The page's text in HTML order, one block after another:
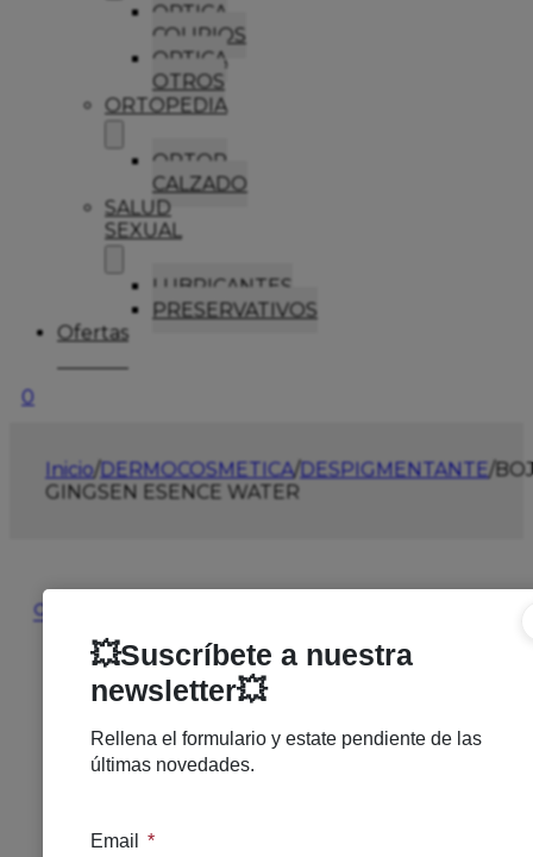
OPTICA
COLIRIOS
OPTICA
OTROS
ORTOPEDIA
ORTOP
CALZADO
SALUD
SEXUAL
LUBRICANTES
PRESERVATIVOS
Ofertas
0
Inicio/DERMOCOSMETICA/DESPIGMENTANTE/
GINGSEN ESENCE WATER
🔍